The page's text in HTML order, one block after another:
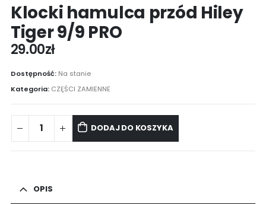
Klocki hamulca przód Hiley
Tiger 9/9 PRO
29.00zł
Dostępność: Na stanie
Kategoria: CZĘŚCI ZAMIENNE
DODAJ DO KOSZYKA
OPIS